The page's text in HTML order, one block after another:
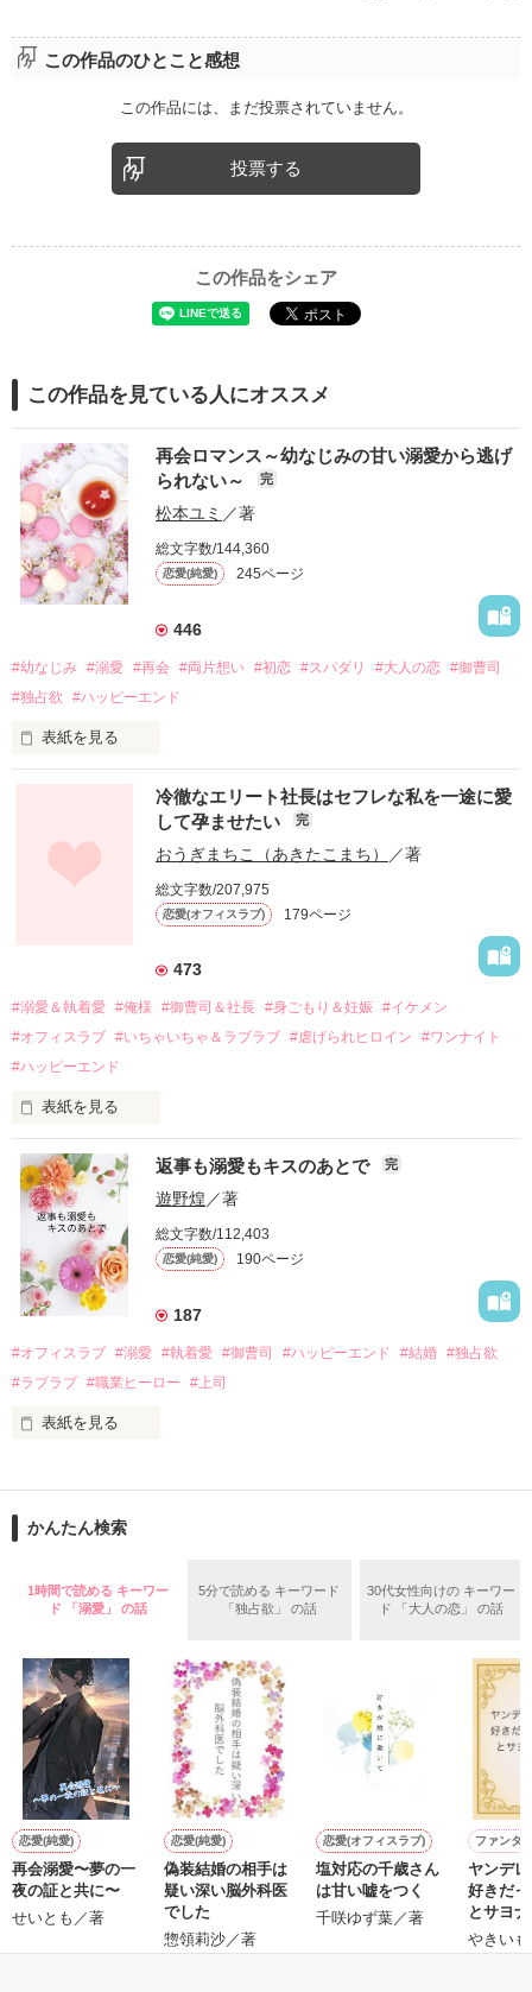
この作品のひとこと感想
この作品には、まだ投票されていません。
投票する
この作品をシェア
この作品を見ている人にオススメ
再会ロマンス～幼なじみの甘い溺愛から逃げ
られない～
完
松本ユミ ／著
総文字数/144,360
恋愛(純愛) 245ページ
446
#幼なじみ #溺愛 #再会 #両片想い #初恋 #スパダリ #大人の恋 #御曹司
#独占欲
#ハッピーエンド
表紙を見る
幼なじみの哲平に淡い恋心を抱いていた美桜。
しかし、ある出来事をきっかけに二人の関係は壊れてしまう。
関係修復もできないまま、美桜は両親の離婚によって
引っ越すことになり、哲平とも離れ離れになった。
それから約十二年後。
過去の傷から、二度と会いたくないと思っていた哲平に
運命のような再会を果たす。
酔った勢いで一夜を共にしてしまった。
さらに、美桜が初めてだと知った哲平は
『責任をとる、結婚しよう』と真っ直ぐに告げてきた。
戸惑う美桜とは裏腹に、好きという気持ちを隠すことなく
甘やかしてくる。
そんなある日、哲平は美桜がストーカー被害に
遭っていることを知る。
美桜を守るため、哲平は同居を提案してきて――。
夏木美桜(なつきみお)
鳴海哲平 (なるみてっぺい)
2026.6.5～2026.7.25
＊以前、公開していた話の改稿版です＊
作品を読む
冷徹なエリート社長はセフレな私を一途に愛
して孕ませたい
完
おうぎまちこ（あきたこまち） ／著
総文字数/207,975
恋愛(オフィスラブ) 179ページ
473
#溺愛＆執着愛 #俺様 #御曹司＆社長 #身ごもり＆妊娠 #イケメン
#オフィスラブ #いちゃいちゃ＆ラブラブ #虐げられヒロイン
#ワンナイト
#ハッピーエンド
表紙を見る
おかしな噂を流されて前の職場でうまくいかなかった梅田美
桜は、海外で傷心旅行をしていたところ、日本人美青年と出会
い、酒の勢いもあり一夜限りの関係となる。
帰国後、美桜は新しい職場でワンナイトした美青年と再会。
なんと彼の正体は、とある財閥御曹司にも関わらず、一族を離
れて起業した新進気鋭の実業家、社内でも冷徹だと評判な社長
――御影恭司その人だったのだ――！
なぜか恭司から飼い猫の世話係を命じられた美桜は、猫の世
の関係となってしまい――？
返事も溺愛もキスのあとで 完
遊野煌／著
総文字数/112,403
恋愛(純愛) 190ページ
187
#オフィスラブ #溺愛 #執着愛 #御曹司 #ハッピーエンド #結婚 #独占欲
#ラブラブ #職業ヒーロー #上司
表紙を見る
ションの企画戦略室で働いている。
めた、同期で恋人の石垣守（26）がいるのだが、後輩の姫原由
いた。
守と由羅から『便利屋雛子』と馬鹿にされ、一人こっそり泣い
た上、同居まで提案してきて──？
鷹哉『宜しくな、俺の雛子』🦅
雛子『俺の……ひぃ、雛子？！！！』🐥
シゴデキで冷徹な上司が見せる素顔は、なぜか想像以上に甘く
て……🐥💓🦅
※表紙も作中使用の画像も全てフリー素材です。
※執筆期間2026.6.3〜7.20完結です。
※他サイトさんにて恋愛トレンド1位でした〜良かったら読ん
で頂けると嬉しいです。
かんたん検索
1時間で読める キーワー
ド 「溺愛」 の話
5分で読める キーワード
「独占欲」 の話
30代女性向けの キーワー
ド 「大人の恋」 の話
恋愛(純愛)
再会溺愛〜夢の一
夜の証と共に〜
せいとも／著
恋愛(純愛)
偽装結婚の相手は
疑い深い脳外科医
でした
惣領莉沙／著
恋愛(オフィスラブ)
塩対応の千歳さん
は甘い嘘をつく
千咲ゆず葉／著
ファンタ
ヤンデ
好きだ
とサヨ
す！
やきい